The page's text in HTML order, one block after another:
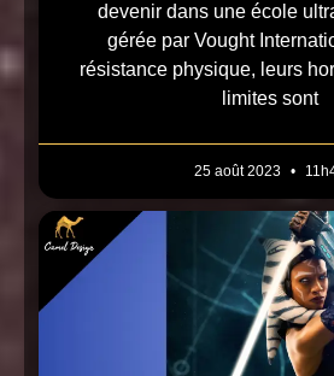
devenir dans une école
gérée par Vought
résistance physique, leurs
limites sont
25 août 2023